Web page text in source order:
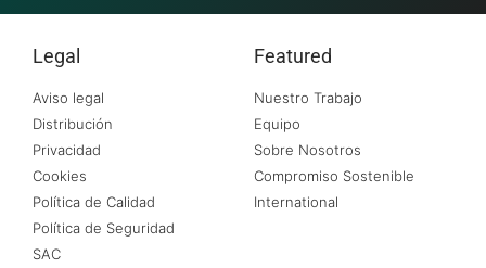
Legal
Aviso legal
Distribución
Privacidad
Cookies
Política de Calidad
Política de Seguridad
SAC
Featured
Nuestro Trabajo
Equipo
Sobre Nosotros
Compromiso Sostenible
International